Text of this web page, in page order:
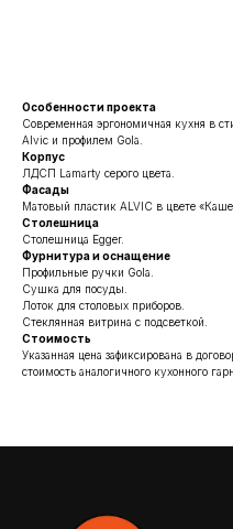
Особенности проекта
Современная эргономичная кухня в
Alvic и профилем Gola.
Корпус
ЛДСП Lamarty серого цвета.
Фасады
Матовый пластик ALVIC в цвете
Столешница
Столешница Egger.
Фурнитура и оснащение
Профильные ручки Gola.
Сушка для посуды.
Лоток для столовых приборов.
Стеклянная витрина с подсветкой.
Стоимость
Указанная цена зафиксирована в
стоимость аналогичного кухонного